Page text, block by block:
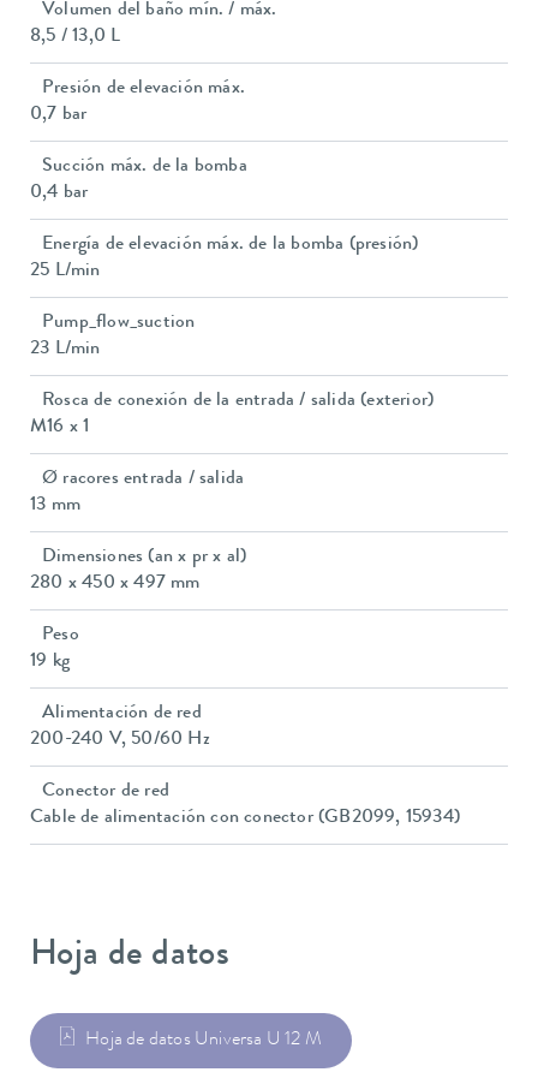
Volumen del baño mín. / máx.
8,5 / 13,0 L
Presión de elevación máx.
0,7 bar
Succión máx. de la bomba
0,4 bar
Energía de elevación máx. de la bomba (presión)
25 L/min
Pump_flow_suction
23 L/min
Rosca de conexión de la entrada / salida (exterior)
M16 x 1
Ø racores entrada / salida
13 mm
Dimensiones (an x pr x al)
280 x 450 x 497 mm
Peso
19 kg
Alimentación de red
200-240 V, 50/60 Hz
Conector de red
Cable de alimentación con conector (GB2099, 15934)
Hoja de datos
Hoja de datos Universa U 12 M